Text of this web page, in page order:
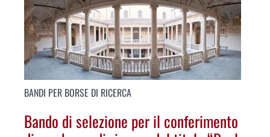
BANDI PER BORSE DI RICERCA
Bando di selezione per il conferimento